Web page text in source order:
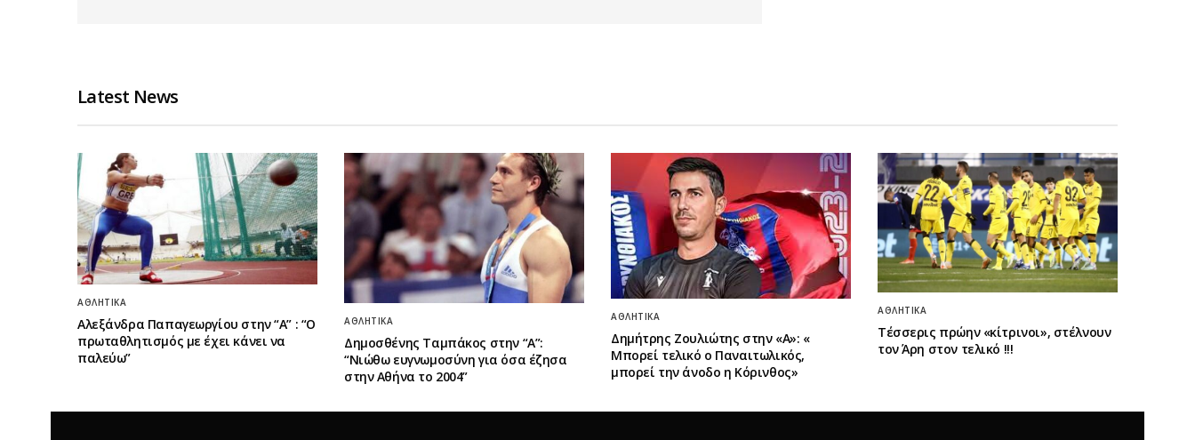
Latest News
ΑΘΛΗΤΙΚΆ
Αλεξάνδρα Παπαγεωργίου στην “Α” : “Ο
πρωταθλητισμός με έχει κάνει να
παλεύω”
ΑΘΛΗΤΙΚΆ
Δημοσθένης Ταμπάκος στην “A”:
“Νιώθω ευγνωμοσύνη για όσα έζησα
στην Αθήνα το 2004”
ΑΘΛΗΤΙΚΆ
Δημήτρης Ζουλιώτης στην «Α»: «
Μπορεί τελικό ο Παναιτωλικός,
μπορεί την άνοδο η Κόρινθος»
ΑΘΛΗΤΙΚΆ
Τέσσερις πρώην «κίτρινοι», στέλνουν
τον Άρη στον τελικό !!!